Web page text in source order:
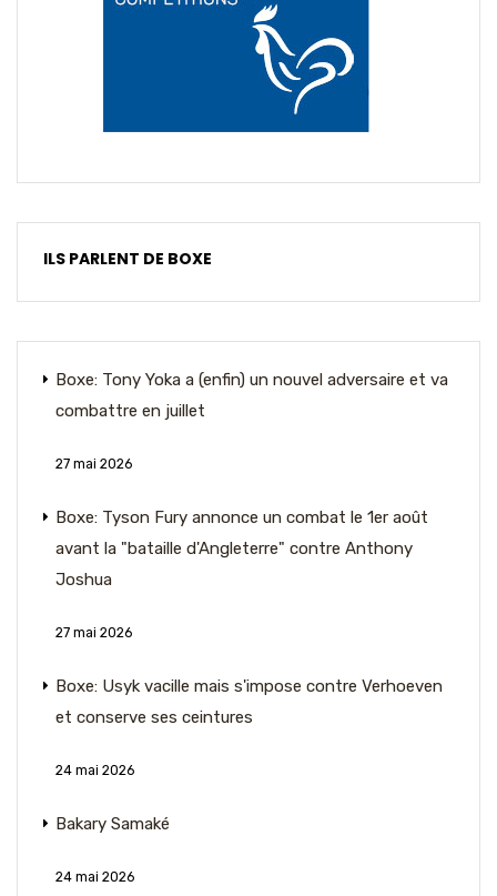
ILS PARLENT DE BOXE
Boxe: Tony Yoka a (enfin) un nouvel adversaire et va
combattre en juillet
27 mai 2026
Boxe: Tyson Fury annonce un combat le 1er août
avant la "bataille d'Angleterre" contre Anthony
Joshua
27 mai 2026
Boxe: Usyk vacille mais s'impose contre Verhoeven
et conserve ses ceintures
24 mai 2026
Bakary Samaké
24 mai 2026